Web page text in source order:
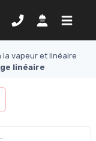
la vapeur et linéaire
linéaire